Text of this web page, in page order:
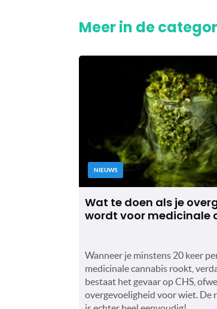
Meer in de
NIEUWS
Wat te doen als je
wordt voor medicinale
Wanneer je minstens 20 keer
medicinale cannabis rookt,
bestaat het gevaar op CHS,
overgevoeligheid voor wiet. De